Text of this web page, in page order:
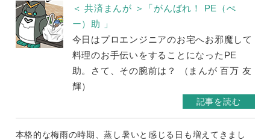
＜ 共済まんが ＞「がんばれ！ PE（ぺ
ー）助 」
今日はプロエンジニアのお宅へお邪魔して
料理のお手伝いをすることになったPE
助。さて、その腕前は？ （まんが 百万 友
輝）
記事を読む
本格的な梅雨の時期、蒸し暑いと感じる日も増えてきまし